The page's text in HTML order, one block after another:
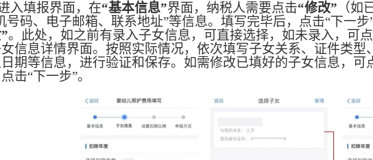
入填报界面，在“基本信息”界面，纳税人需要点击“修改” （如
号码、电子邮箱、联系地址”等信息。填写完毕后，点击“下一
。此处，如之前有录入子女信息，可直接选择，如未录入，可
信息详情界面。按照实际情况，依次填写子女关系、证件类型
期等信息，进行验证和保存。如需修改已填好的子女信息，可
击“下一步”。